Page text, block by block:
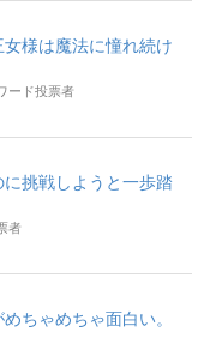
様は魔法に憧れ続け
ード投票者
挑戦しようと一歩踏
者
ちゃめちゃ面白い。